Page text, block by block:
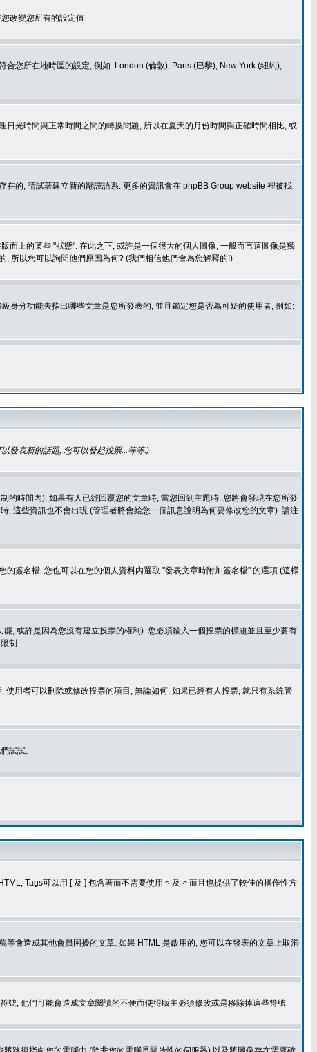
改變您所有的設定值
您所在地時區的設定, 例如: London (倫敦), Paris (巴黎), New York (紐約),
光時間與正常時間之間的轉換問題, 所以在夏天的月份時間與正確時間相比, 或
的, 請試著建立新的翻譯語系. 更多的資訊會在 phpBB Group website 裡被找
面上的某些 "狀態". 在此之下, 或許是一個很大的個人圖像, 一般而言這圖像是獨
, 所以您可以詢間他們原因為何? (我們相信他們會為您解釋的!)
身分功能去指出哪些文章是您所發表的, 並且鑑定您是否為可疑的使用者, 例如:
發表新的話題, 您可以發起投票...等等.)
的時間內). 如果有人已經回覆您的文章時, 當您回到主題時, 您將會發現在您所發
這些資訊也不會出現 (管理者將會給您一個訊息說明為何要修改您的文章). 請注
的簽名檔. 您也可以在您的個人資料內選取 "發表文章時附加簽名檔" 的選項 (這樣
, 或許是因為您沒有建立投票的權利). 您必須輸入一個投票的標題並且至少要有
制
用者可以刪除或修改投票的項目, 無論如何, 如果已經有人投票, 就只有系統管
試試.
Tags可以用 [ 及 ] 包含著而不需要使用 < 及 > 而且也提供了較佳的操作性方
等會造成其他會員困擾的文章. 如果 HTML 是啟用的, 您可以在發表的文章上取消
號, 他們可能會造成文章閱讀的不便而使得版主必須修改或是移除掉這些符號